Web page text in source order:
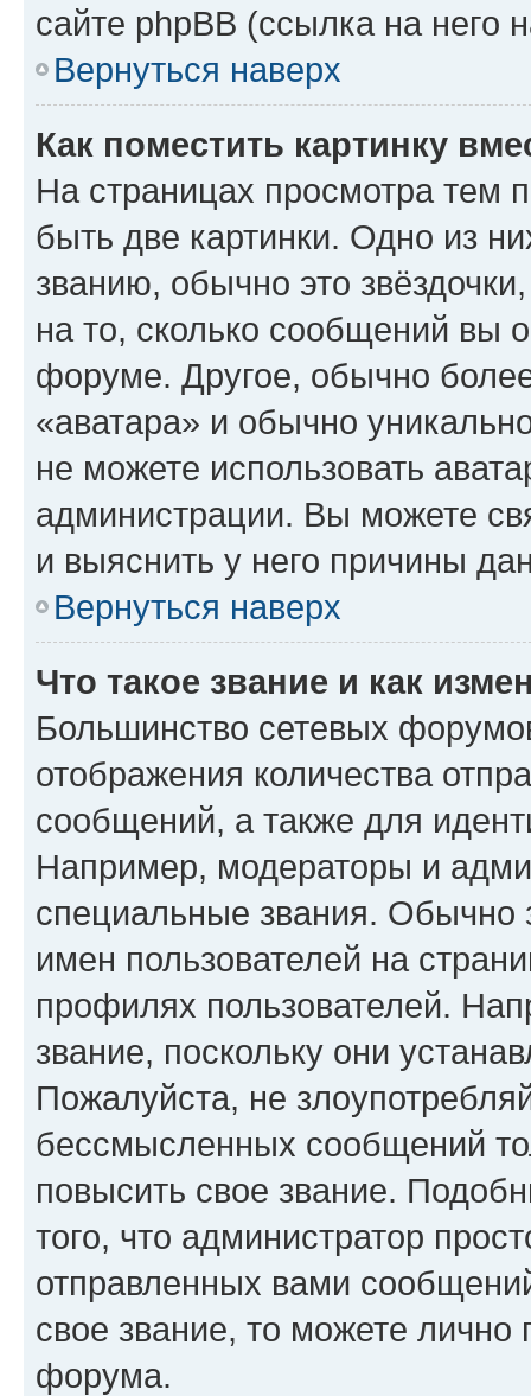
сайте phpBB (ссылка на него
Вернуться наверх
Как поместить картинку
На страницах просмотра тем
быть две картинки. Одно из
званию, обычно это
на то, сколько сообщений вы
форуме. Другое, обычно
«аватара» и обычно
не можете использовать
администрации. Вы можете
и выяснить у него причины
Вернуться наверх
Что такое звание и как
Большинство сетевых
отображения количества
сообщений, а также для
Например, модераторы и
специальные звания. Обычно
имен пользователей на
профилях пользователей.
звание, поскольку они
Пожалуйста, не
бессмысленных сообщений
повысить свое звание.
того, что администратор
отправленных вами
свое звание, то можете лично
форума.